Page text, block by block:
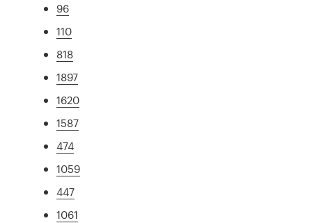
96
110
818
1897
1620
1587
474
1059
447
1061